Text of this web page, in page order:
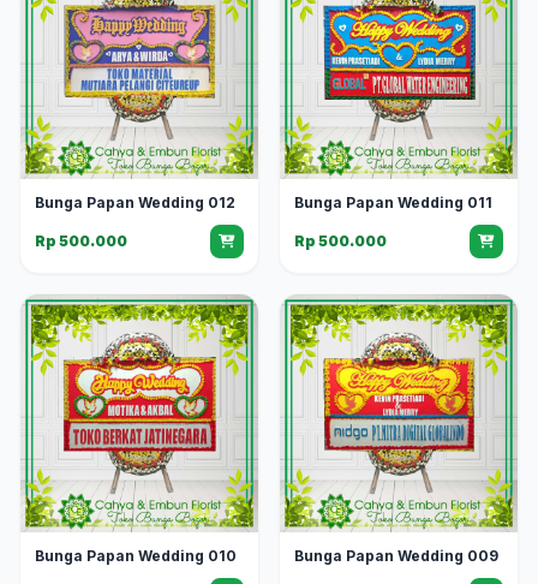
Bunga Papan Wedding 012
Rp 500.000
Bunga Papan Wedding 011
Rp 500.000
Bunga Papan Wedding 010 Bunga Papan Wedding 009